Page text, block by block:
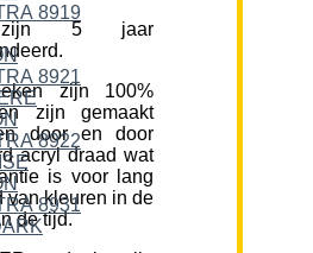
5 jaar
zijn 100%
zijn gemaakt
door en door
acryl draad wat
is voor lang
van kleuren in de
de tijd.